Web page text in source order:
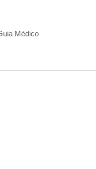
Médico